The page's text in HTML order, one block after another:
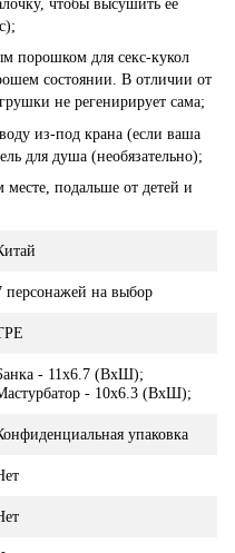
чтобы высушить её
порошком для секс-кукол
состоянии. В отличии от
не регенирирует сама;
из-под крана (если ваша
для душа (необязательно);
подальше от детей и
персонажей на выбор
- 11x6.7 (ВхШ);
- 10х6.3 (ВхШ);
упаковка